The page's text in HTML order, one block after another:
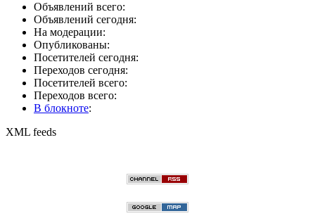
Объявлений всего:
Объявлений сегодня:
На модерации:
Опубликованы:
Посетителей сегодня:
Переходов сегодня:
Посетителей всего:
Переходов всего:
В блокноте:
XML feeds